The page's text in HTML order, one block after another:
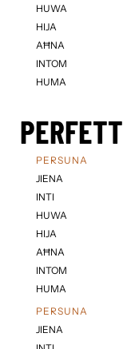
HUWA
HIJA
AĦNA
INTOM
HUMA
PERFETT
PERSUNA
JIENA
INTI
HUWA
HIJA
AĦNA
INTOM
HUMA
PERSUNA
JIENA